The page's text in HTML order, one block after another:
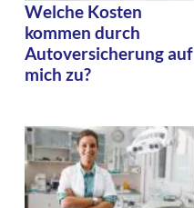
Welche Kosten
kommen durch
Autoversicherung auf
mich zu?